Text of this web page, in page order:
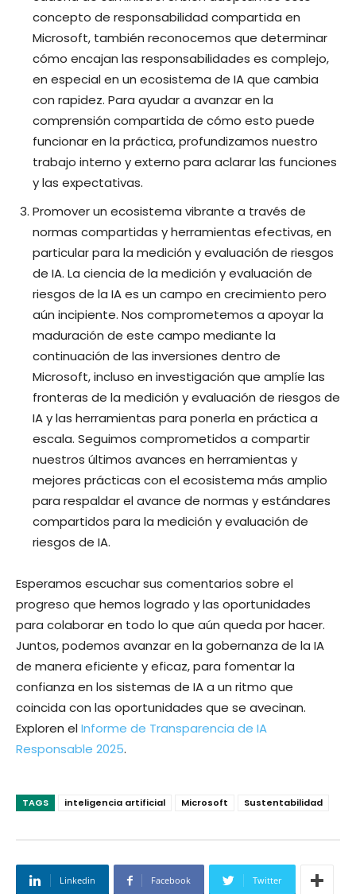
concepto de responsabilidad compartida en
Microsoft, también reconocemos que determinar
cómo encajan las responsabilidades es complejo,
en especial en un ecosistema de IA que cambia
con rapidez. Para ayudar a avanzar en la
comprensión compartida de cómo esto puede
funcionar en la práctica, profundizamos nuestro
trabajo interno y externo para aclarar las funciones
y las expectativas.
Promover un ecosistema vibrante a través de
normas compartidas y herramientas efectivas, en
particular para la medición y evaluación de riesgos
de IA. La ciencia de la medición y evaluación de
riesgos de la IA es un campo en crecimiento pero
aún incipiente. Nos comprometemos a apoyar la
maduración de este campo mediante la
continuación de las inversiones dentro de
Microsoft, incluso en investigación que amplíe las
fronteras de la medición y evaluación de riesgos de
IA y las herramientas para ponerla en práctica a
escala. Seguimos comprometidos a compartir
nuestros últimos avances en herramientas y
mejores prácticas con el ecosistema más amplio
para respaldar el avance de normas y estándares
compartidos para la medición y evaluación de
riesgos de IA.
Esperamos escuchar sus comentarios sobre el
progreso que hemos logrado y las oportunidades
para colaborar en todo lo que aún queda por hacer.
Juntos, podemos avanzar en la gobernanza de la IA
de manera eficiente y eficaz, para fomentar la
confianza en los sistemas de IA a un ritmo que
coincida con las oportunidades que se avecinan.
Exploren elInforme de Transparencia de IA
Responsable 2025.
TAGS inteligencia artificial Microsoft Sustentabilidad
Linkedin Facebook Twitter